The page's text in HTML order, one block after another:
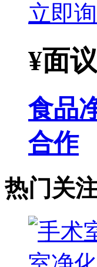
立即
¥面议
食品
合作
热门关